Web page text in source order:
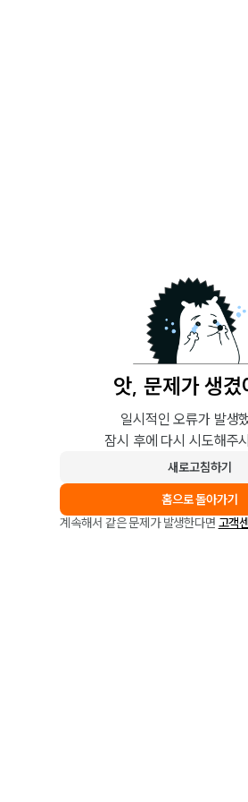
앗, 문제가 생겼
일시적인 오류가 발생
잠시 후에 다시 시도해주
새로고침하기
홈으로 돌아가기
계속해서 같은 문제가 발생한다면 고객